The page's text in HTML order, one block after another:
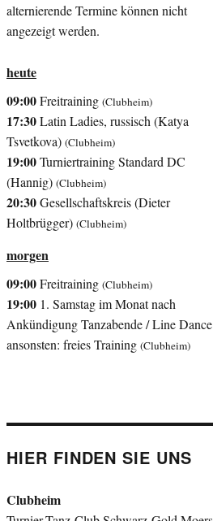
alternierende Termine können nicht
angezeigt werden.
heute
09:00Freitraining (Clubheim)
17:30Latin Ladies, russisch (Katya
Tsvetkova) (Clubheim)
19:00Turniertraining Standard DC
(Hannig) (Clubheim)
20:30Gesellschaftskreis (Dieter
Holtbrügger) (Clubheim)
morgen
09:00Freitraining (Clubheim)
19:00 1. Samstag im Monat nach
Ankündigung Tanzabende / Line Dance
ansonsten: freies Training (Clubheim)
HIER FINDEN SIE UNS
Clubheim